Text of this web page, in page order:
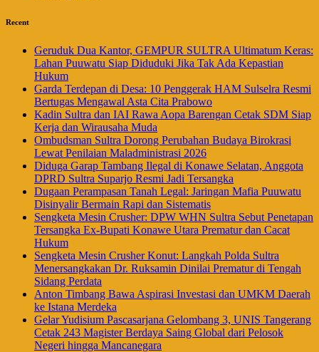
Recent
Geruduk Dua Kantor, GEMPUR SULTRA Ultimatum Keras:
Lahan Puuwatu Siap Diduduki Jika Tak Ada Kepastian
Hukum
Garda Terdepan di Desa: 10 Penggerak HAM Sulselra Resmi
Bertugas Mengawal Asta Cita Prabowo
Kadin Sultra dan IAI Rawa Aopa Barengan Cetak SDM Siap
Kerja dan Wirausaha Muda
Ombudsman Sultra Dorong Perubahan Budaya Birokrasi
Lewat Penilaian Maladministrasi 2026
Diduga Garap Tambang Ilegal di Konawe Selatan, Anggota
DPRD Sultra Suparjo Resmi Jadi Tersangka
Dugaan Perampasan Tanah Legal: Jaringan Mafia Puuwatu
Disinyalir Bermain Rapi dan Sistematis
Sengketa Mesin Crusher: DPW WHN Sultra Sebut Penetapan
Tersangka Ex-Bupati Konawe Utara Prematur dan Cacat
Hukum
Sengketa Mesin Crusher Konut: Langkah Polda Sultra
Menersangkakan Dr. Ruksamin Dinilai Prematur di Tengah
Sidang Perdata
Anton Timbang Bawa Aspirasi Investasi dan UMKM Daerah
ke Istana Merdeka
Gelar Yudisium Pascasarjana Gelombang 3, UNIS Tangerang
Cetak 243 Magister Berdaya Saing Global dari Pelosok
Negeri hingga Mancanegara